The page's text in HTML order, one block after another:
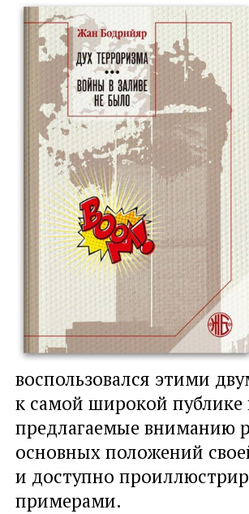
воспользовался этими
к самой широкой публике
предлагаемые вниманию
основных положений
и доступно
примерами.